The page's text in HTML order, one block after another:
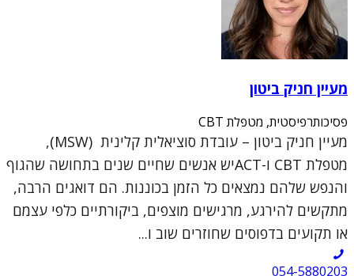
מעיין חניק ביטון
פסיכותרפיסטית, מטפלת CBT
מעיין חניק ביטון – עובדת סוציאלית קלינית (MSW),
מטפלת CBT ו-ACTיש אנשים שחיים שנים בתחושה שהגוף
והנפש שלהם נמצאים כל הזמן בכוננות. הם דואגים הרבה,
מתקשים להירגע, מרגישים מוצפים, ביקורתיים כלפי עצמם
או תקועים בדפוסים שחוזרים שוב ו...
054-5880203